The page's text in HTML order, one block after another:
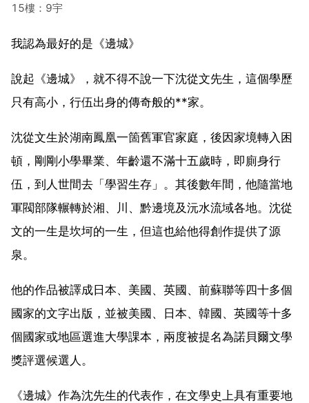
15樓：9宇
我認為最好的是《邊城》
說起《邊城》，就不得不說一下沈從文先生，這個學歷
只有高小，行伍出身的傳奇般的**家。
沈從文生於湖南鳳凰一箇舊軍官家庭，後因家境轉入困
頓，剛剛小學畢業、年齡還不滿十五歲時，即廁身行
伍，到人世間去「學習生存」。其後數年間，他隨當地
軍閥部隊輾轉於湘、川、黔邊境及沅水流域各地。沈從
文的一生是坎坷的一生，但這也給他得創作提供了源
泉。
他的作品被譯成日本、美國、英國、前蘇聯等四十多個
國家的文字出版，並被美國、日本、韓國、英國等十多
個國家或地區選進大學課本，兩度被提名為諾貝爾文學
獎評選候選人。
《邊城》作為沈先生的代表作，在文學史上具有重要地